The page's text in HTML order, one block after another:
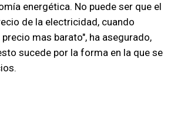
energética. No puede ser que el
de la electricidad, cuando
mas barato", ha asegurado,
sucede por la forma en la que se